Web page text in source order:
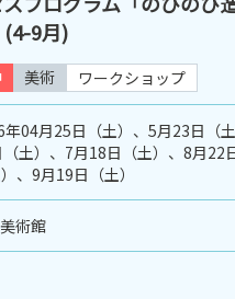
9月)
美術 ワークショップ
年04月25日（土）、5月23日（
土）、7月18日（土）、8月22
）、9月19日（土）
術館